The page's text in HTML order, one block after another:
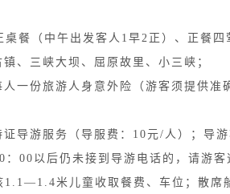
餐（中午出发客人1早2正）、正餐四
、三峡大坝、屈原故里、小三峡；
一份旅游人身意外险（游客须提供
导游服务（导服费：10元/人）；导
：00以后仍未接到导游电话的，请游
1.1—1.4米儿童收取餐费、车位；散席